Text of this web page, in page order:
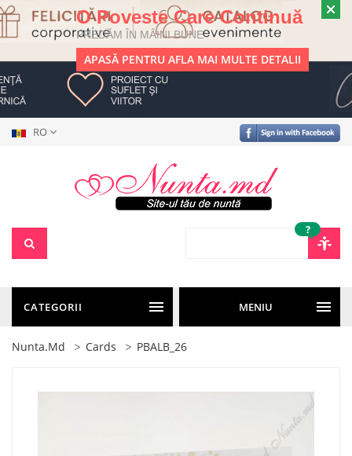
O Poveste Care Continuă
PREDĂM ÎN MÂINI BUNE
APASĂ PENTRU AFLA MAI MULTE DETALII
RO
?
CATEGORII MENIU
Nunta.md Cards PBALB_26